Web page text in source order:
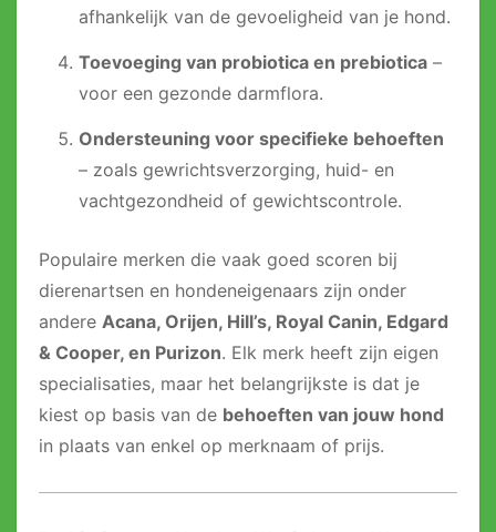
afhankelijk van de gevoeligheid van je hond.
Toevoeging van probiotica en prebiotica –
voor een gezonde darmflora.
Ondersteuning voor specifieke behoeften
– zoals gewrichtsverzorging, huid- en
vachtgezondheid of gewichtscontrole.
Populaire merken die vaak goed scoren bij
dierenartsen en hondeneigenaars zijn onder
andere Acana, Orijen, Hill’s, Royal Canin, Edgard
& Cooper, en Purizon. Elk merk heeft zijn eigen
specialisaties, maar het belangrijkste is dat je
kiest op basis van de behoeften van jouw hond
in plaats van enkel op merknaam of prijs.